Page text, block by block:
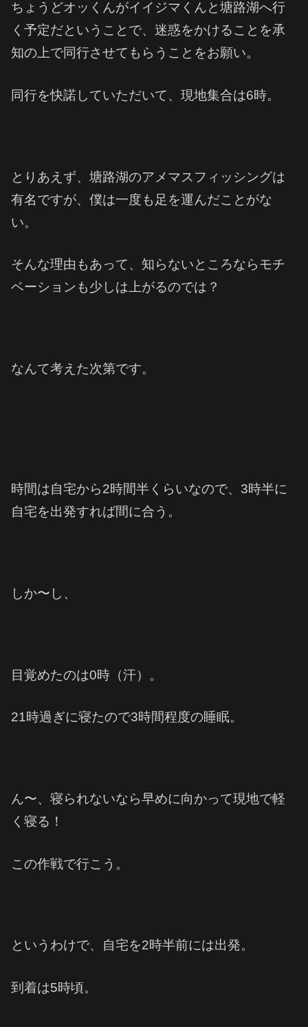
ちょうどオッくんがイイジマくんと塘路湖へ行
く予定だということで、迷惑をかけることを承
知の上で同行させてもらうことをお願い。
同行を快諾していただいて、現地集合は6時。
とりあえず、塘路湖のアメマスフィッシングは
有名ですが、僕は一度も足を運んだことがな
い。
そんな理由もあって、知らないところならモチ
ベーションも少しは上がるのでは？
なんて考えた次第です。
時間は自宅から2時間半くらいなので、3時半に
自宅を出発すれば間に合う。
しか〜し、
目覚めたのは0時（汗）。
21時過ぎに寝たので3時間程度の睡眠。
ん〜、寝られないなら早めに向かって現地で軽
く寝る！
この作戦で行こう。
というわけで、自宅を2時半前には出発。
到着は5時頃。